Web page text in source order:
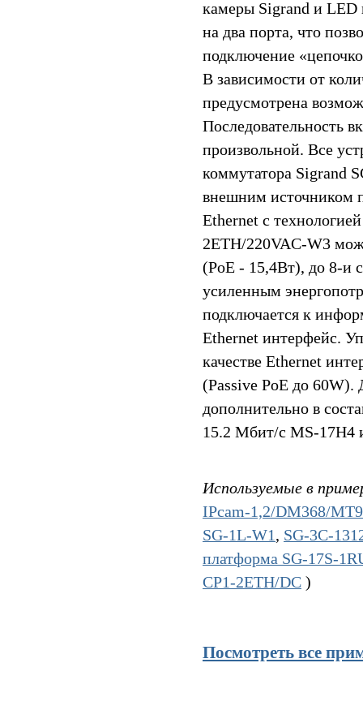
камеры Sigrand и LED
на два порта, что
подключение
В зависимости от
предусмотрена
Последовательность
произвольной. Все
коммутатора Sigrand
внешним источником
Ethernet с
2ETH/220VAC-W3
(PoE - 15,4Вт), до 8-и
усиленным
подключается к
Ethernet интерфейс.
качестве Ethernet
(Passive PoE до 60W).
дополнительно в
15.2 Мбит/c MS-17H4
Используемые в
IPcam-1,2/DM368/
SG-1L-W1, SG-3C-
платформа SG-17S-
CP1-2ETH/DC )
Посмотреть все